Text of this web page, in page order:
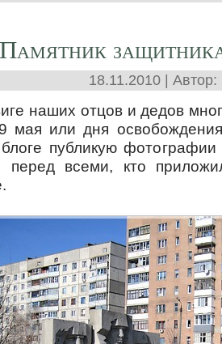
Памятник
18.11.2010 | Автор:
наших отцов и дедов
мая или дня
публикую
перед всеми, кто